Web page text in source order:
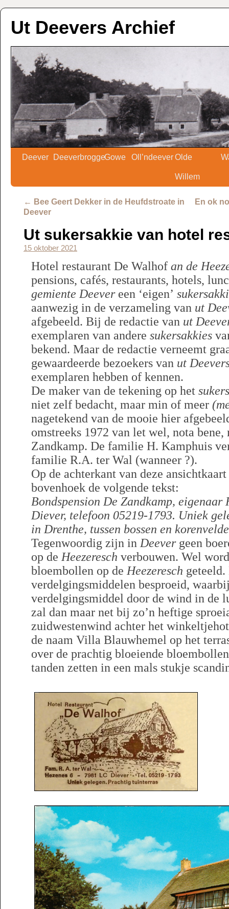
Ut Deevers Archief
Deever DeeverbroggeGowe Oll’ndeeverOlde
Willem
← Bee Geert Dekker in de Heufdstroate in
Deever
En ok
Ut sukersakkie van hotel
15 oktober 2021
Hotel restaurant De Walhof an de
pensions, cafés, restaurants, hotels,
gemiente Deevereen ‘eigen’
aanwezig in de verzameling van ut
afgebeeld. Bij de redactie van ut
exemplaren van andere sukersakkies
bekend. Maar de redactie verneemt
gewaardeerde bezoekers van ut
exemplaren hebben of kennen.
De maker van de tekening op het
niet zelf bedacht, maar min of meer
nagetekend van de mooie hier
omstreeks 1972 van let wel, nota
Zandkamp. De familie H. Kamphuis
familie R.A. ter Wal (wanneer ?).
Op de achterkant van deze
bovenhoek de volgende tekst:
Bondspension De Zandkamp, eigenaar
Diever, telefoon 05219-1793. Uniek
in Drenthe, tussen bossen en
Tegenwoordig zijn in Deevergeen
op de Heezeresch verbouwen. Wel
bloembollen op de Heezeresch
verdelgingsmiddelen besproeid,
verdelgingsmiddel door de wind in de
zal dan maar net bij zo’n heftige
zuidwestenwind achter het
de naam Villa Blauwhemel op het
over de prachtig bloeiende
tanden zetten in een mals stukje